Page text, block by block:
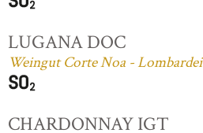
LUGANA DOC
Weingut Corte Noa - Lombardei
CHARDONNAY IGT